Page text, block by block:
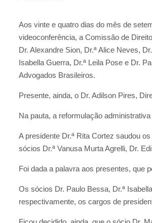
Aos vinte e quatro dias do mês de
videoconferência, a Comissão de
Dr. Alexandre Sion, Dr.ª Alice Neves,
Isabella Guerra, Dr.ª Leila Pose e Dr.
Advogados Brasileiros.
Presente, ainda, o Dr. Adilson Pires,
Na pauta, a reformulação
A presidente Dr.ª Rita Cortez saudou
sócios Dr.ª Vanusa Murta Agrelli, Dr.
Foi dada a palavra aos presentes, que
Os sócios Dr. Paulo Bessa, Dr.ª
respectivamente, os cargos de